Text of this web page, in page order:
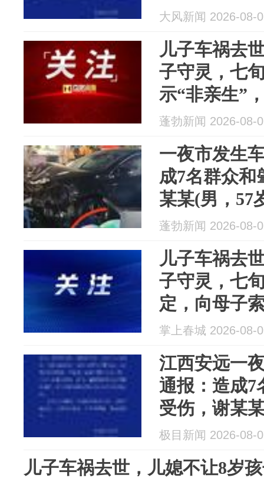
驶，正接受
大风新闻 2026-08-
儿子车祸去
子守灵，七
示“非亲生”
元！法院：
长，不支持
蓬勃新闻 2026-08-
一夜市发生
成7名群众和
某某(男，57
接受调查
蓬勃新闻 2026-08-
儿子车祸去
子守灵，七
定，向母子
院：影响未
掌上春城 2026-08-
江西安远一
通报：造成7
受伤，谢某
驾驶，正接
极目新闻 2026-08-
儿子车祸去世，儿媳不让8岁